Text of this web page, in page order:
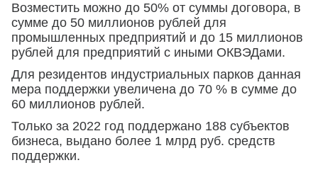
Возместить можно до 50% от суммы договора, в
сумме до 50 миллионов рублей для
промышленных предприятий и до 15 миллионов
рублей для предприятий с иными ОКВЭДами.
Для резидентов индустриальных парков данная
мера поддержки увеличена до 70 % в сумме до
60 миллионов рублей.
Только за 2022 год поддержано 188 субъектов
бизнеса, выдано более 1 млрд руб. средств
поддержки.